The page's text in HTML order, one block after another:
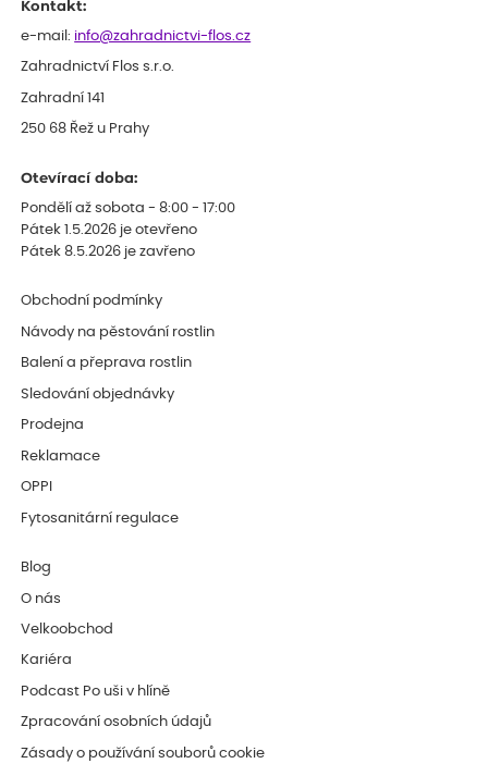
Kontakt:
e-mail: info@zahradnictvi-flos.cz
Zahradnictví Flos s.r.o.
Zahradní 141
250 68 Řež u Prahy
Otevírací doba:
Pondělí až sobota - 8:00 - 17:00
Pátek 1.5.2026 je otevřeno
Pátek 8.5.2026 je zavřeno
Obchodní podmínky
Návody na pěstování rostlin
Balení a přeprava rostlin
Sledování objednávky
Prodejna
Reklamace
OPPI
Fytosanitární regulace
Blog
O nás
Velkoobchod
Kariéra
Podcast Po uši v hlíně
Zpracování osobních údajů
Zásady o používání souborů cookie